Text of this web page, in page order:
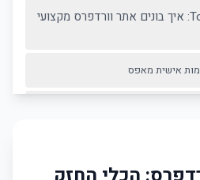
הגישה של Top Webstak: איך בונים אתר וורדפרס מקצועי